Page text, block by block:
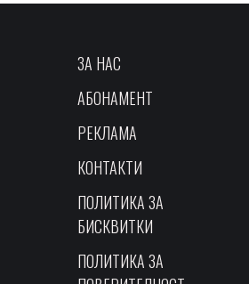
ЗА НАС
АБОНАМЕНТ
РЕКЛАМА
КОНТАКТИ
ПОЛИТИКА ЗА
БИСКВИТКИ
ПОЛИТИКА ЗА